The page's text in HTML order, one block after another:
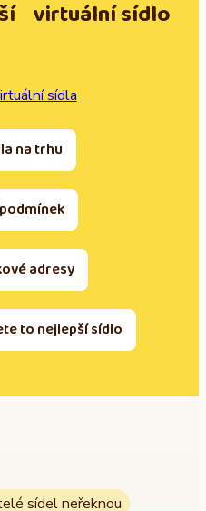
virtuální sídlo
sídla
na trhu
adresy
to nejlepší sídlo
sídel neřeknou